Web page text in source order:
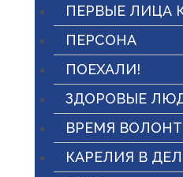
ПЕРВЫЕ ЛИЦА
ПЕРСОНА
ПОЕХАЛИ!
ЗДОРОВЫЕ
ВРЕМЯ
КАРЕЛИЯ В